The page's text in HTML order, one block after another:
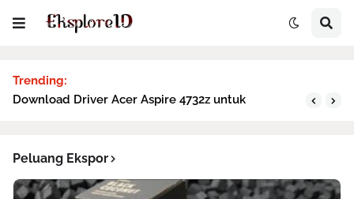
Trending:
Download Driver Acer Aspire 4732z untuk
Simulasi Mikrotik Burst dengan Excel
Peluang Ekspor